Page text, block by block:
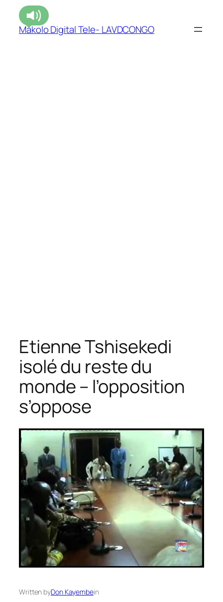
Makolo Digital Tele- LAVDCONGO
Etienne Tshisekedi
isolé du reste du
monde – l’opposition
s’oppose
Written byDon Kayembein